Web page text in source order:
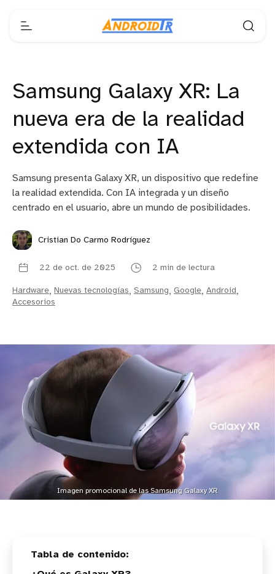
Samsung Galaxy XR: La
nueva era de la realidad
extendida con IA
Samsung presenta Galaxy XR, un dispositivo que redefine
la realidad extendida. Con IA integrada y un diseño
centrado en el usuario, abre un mundo de posibilidades.
Cristian Do Carmo Rodríguez
22 de oct. de 2025 2 min de lectura
Hardware, Nuevas tecnologías, Samsung, Google, Android,
Accesorios
Imagen promocional de las Samsung Galaxy XR